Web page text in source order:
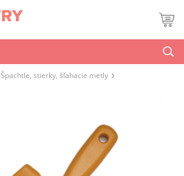
Špachtle, stierky, šľahacie metly